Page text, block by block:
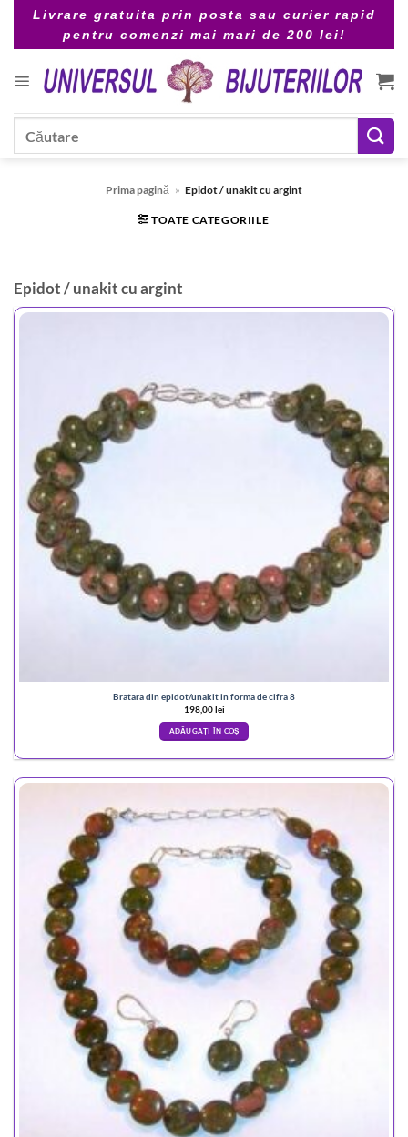
Livrare gratuita prin posta sau curier rapid
pentru comenzi mai mari de 200 lei!
Prima pagină » Epidot / unakit cu argint
TOATE CATEGORIILE
Epidot / unakit cu argint
Bratara din epidot/unakit in forma de cifra 8
198,00lei
ADĂUGAȚI ÎN COȘ